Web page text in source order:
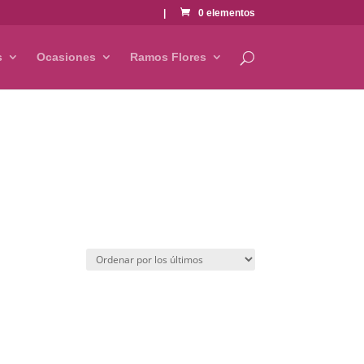
0 elementos
Ocasiones Ramos Flores